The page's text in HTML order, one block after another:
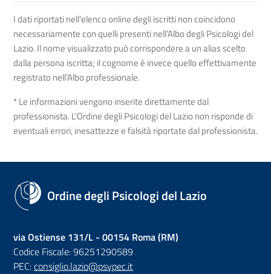
I dati riportati nell'elenco online degli iscritti non coincidono
necessariamente con quelli presenti nell’Albo degli Psicologi del
Lazio. Il nome visualizzato può corrispondere a un alias scelto
dalla persona iscritta; il cognome è invece quello effettivamente
registrato nell’Albo professionale.
* Le informazioni vengono inserite direttamente dal
professionista. L'Ordine degli Psicologi del Lazio non risponde di
eventuali errori, inesattezze e falsità riportate dal professionista.
Ordine degli Psicologi del Lazio
via Ostiense 131/L - 00154 Roma (RM)
Codice Fiscale: 96251290589
PEC:consiglio.lazio@psypec.it